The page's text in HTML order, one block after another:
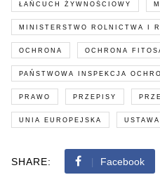
ŁAŃCUCH ŻYWNOŚCIOWY
MINISTERSTWO ROLNICTWA I
OCHRONA OCHRONA
PAŃSTWOWA INSPEKCJA
PRAWO PRZEPISY
UNIA EUROPEJSKA USTAWA
SHARE: Facebook